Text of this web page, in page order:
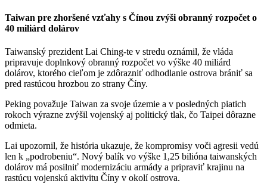
Taiwan pre zhoršené vzťahy s Čínou zvýši obranný rozpočet o
40 miliárd dolárov
Taiwanský prezident Lai Ching-te v stredu oznámil, že vláda
pripravuje doplnkový obranný rozpočet vo výške 40 miliárd
dolárov, ktorého cieľom je zdôrazniť odhodlanie ostrova brániť sa
pred rastúcou hrozbou zo strany Číny.
Peking považuje Taiwan za svoje územie a v posledných piatich
rokoch výrazne zvýšil vojenský aj politický tlak, čo Taipei dôrazne
odmieta.
Lai upozornil, že história ukazuje, že kompromisy voči agresii vedú
len k „podrobeniu“. Nový balík vo výške 1,25 bilióna taiwanských
dolárov má posilniť modernizáciu armády a pripraviť krajinu na
rastúcu vojenskú aktivitu Číny v okolí ostrova.